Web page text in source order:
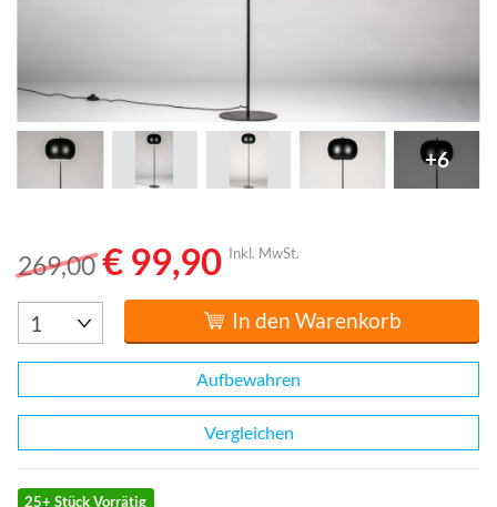
+6
269,00 € 99,90 Inkl. MwSt.
In den Warenkorb
Aufbewahren
Vergleichen
25+ Stück Vorrätig